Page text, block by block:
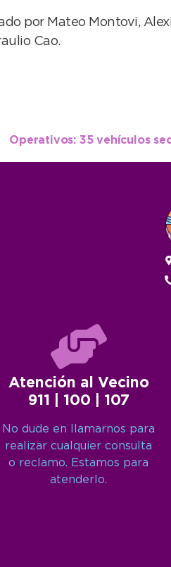
por Mateo Montovi,
Cao.
Operativos: 35 vehículos
Atención al Vecino
911 | 100 | 107
No dude en llamarnos para
realizar cualquier consulta
o reclamo. Estamos para
atenderlo.